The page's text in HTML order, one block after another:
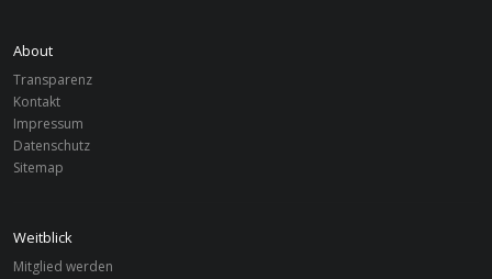
About
Transparenz
Kontakt
Impressum
Datenschutz
Sitemap
Weitblick
Mitglied werden